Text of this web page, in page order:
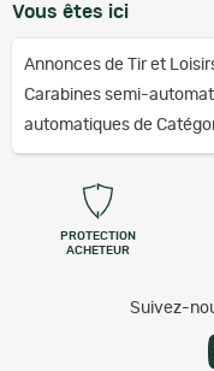
Vous êtes ici
Annonces de Tir et
Carabines semi-
automatiques de
PROTECTION
ACHETEUR
Suivez-